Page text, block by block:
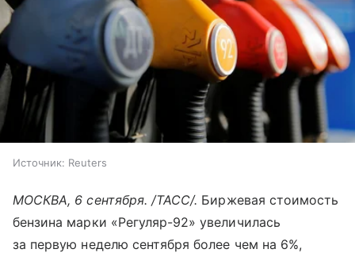
Источник: Reuters
МОСКВА, 6 сентября. /ТАСС/. Биржевая стоимость
бензина марки «Регуляр-92» увеличилась
за первую неделю сентября более чем на 6%,